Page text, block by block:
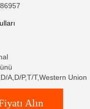
A,D/P,T/T,Western Union
Alın